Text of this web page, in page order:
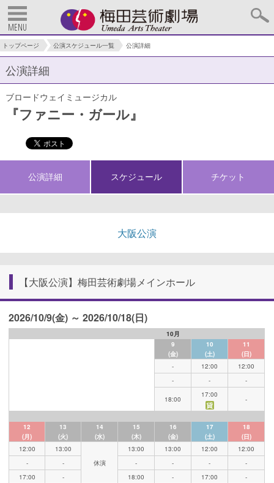
MENU
トップページ 公演スケジュール一覧 公演詳細
公演詳細
ブロードウェイミュージカル
『ファニー・ガール』
公演詳細 スケジュール チケット
大阪公演
【大阪公演】梅田芸術劇場メインホール
2026/10/9(金) ～ 2026/10/18(日)
10月
9
(金)
10
(土)
11
(日)
-
12:00
12:00
-
- -
18:00
17:00
-
12
(月)
13
(火)
14
(水)
15
(木)
16
(金)
17
(土)
18
(日)
12:00
13:00
休演
13:00 13:00 12:00
12:00
-
- - - -
-
17:00
- 18:00 - 17:00 -